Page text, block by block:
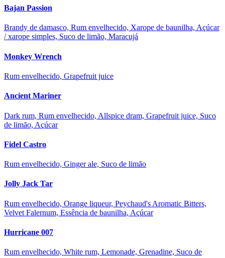
Bajan Passion
Brandy de damasco, Rum envelhecido, Xarope de baunilha, Açúcar
/ xarope simples, Suco de limão, Maracujá
Monkey Wrench
Rum envelhecido, Grapefruit juice
Ancient Mariner
Dark rum, Rum envelhecido, Allspice dram, Grapefruit juice, Suco
de limão, Açúcar
Fidel Castro
Rum envelhecido, Ginger ale, Suco de limão
Jolly Jack Tar
Rum envelhecido, Orange liqueur, Peychaud's Aromatic Bitters,
Velvet Falernum, Essência de baunilha, Açúcar
Hurricane 007
Rum envelhecido, White rum, Lemonade, Grenadine, Suco de